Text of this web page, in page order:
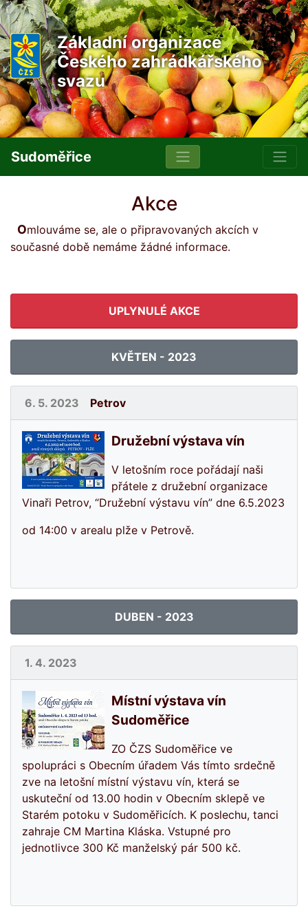
Základní organizace
Českého zahrádkářského
svazu
Sudoměřice
Akce
Omlouváme se, ale o připravovaných akcích v
současné době nemáme žádné informace.
UPLYNULÉ AKCE
KVĚTEN - 2023
6. 5. 2023 Petrov
Družební výstava vín
V letošním roce pořádají naši
přátele z družební organizace
Vinaři Petrov, “Družební výstavu vín” dne 6.5.2023
od 14:00 v arealu plže v Petrově.
DUBEN - 2023
1. 4. 2023
Místní výstava vín
Sudoměřice
ZO ČZS Sudoměřice ve
spolupráci s Obecním úřadem Vás tímto srdečně
zve na letošní místní výstavu vín, která se
uskuteční od 13.00 hodin v Obecním sklepě ve
Starém potoku v Sudoměřicích. K poslechu, tanci
zahraje CM Martina Kláska. Vstupné pro
jednotlivce 300 Kč manželský pár 500 kč.